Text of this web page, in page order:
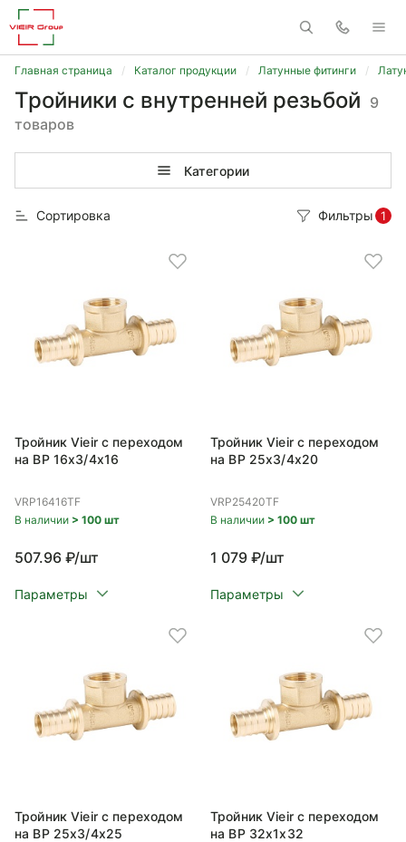
Главная страница Каталог продукции Латунные фитинги
Тройники с внутренней резьбой 9
товаров
Категории
Сортировка Фильтры 1
Тройник Vieir с переходом
на ВР 16x3/4x16
VRP16416TF
В наличии > 100 шт
507.96 ₽/шт
Параметры
Тройник Vieir с переходом
на ВР 25x3/4x20
VRP25420TF
В наличии > 100 шт
1 079 ₽/шт
Параметры
Тройник Vieir с переходом
на ВР 25x3/4x25
Тройник Vieir с переходом
на ВР 32x1x32